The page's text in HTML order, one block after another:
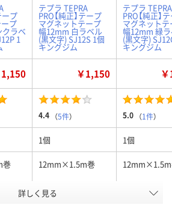
ープ
プ
ラベ
1
テプラ TEPRA
PRO【純正】テープ
マグネットテープ
幅12mm 白ラベル
(黒文字) SJ12S 1個
キングジム
テプラ TEPRA
PRO【純正】
マグネットテ
幅12mm 緑
(黒文字)
キングジム
1,150 ￥1,150
4.4 （5件） 5.0 （1件）
1個 1個
巻 12mm×1.5m巻
白／黒文字 緑／黒文字
詳しく見る